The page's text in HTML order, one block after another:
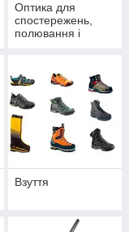
Оптика для
спостережень,
полювання і
Взуття